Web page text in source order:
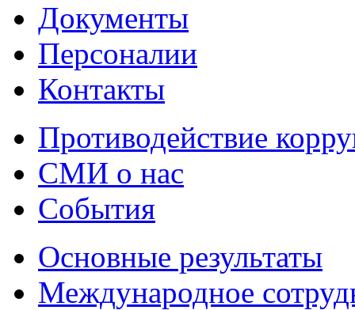
Документы
Персоналии
Контакты
Противодействие
СМИ о нас
События
Основные результаты
Международное